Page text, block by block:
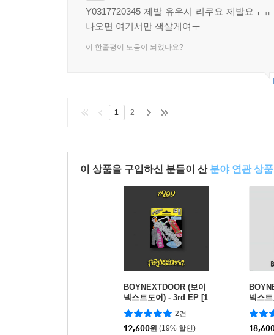
Y0317720345 제발 유우시 리쿠요 제발요ㅜ
나오면 여기서만 책살게여ㅜ
이 한줄평이 도움이 되었나요?
1 2
이 상품을 구입하신 분들이 산 분야 연관 상품
BOYNEXTDOOR (보이
넥스트도어) - 3rd EP [1
9.99] (Clink ver.) [6종 중
1종 랜덤발송] 2건
12,600원 (19% 할인)
넥스